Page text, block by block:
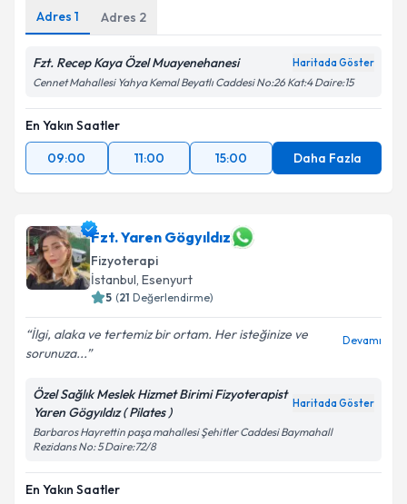
Takvim Talebini Gönder
Adres 1 Adres 2
Fzt. Recep Kaya Özel Muayenehanesi Haritada Göster
Cennet Mahallesi Yahya Kemal Beyatlı Caddesi No:26 Kat:4 Daire:15
En Yakın Saatler
09:00
11:00 15:00 Daha Fazla
Fzt. Yaren Gögyıldız
Fizyoterapi
İstanbul, Esenyurt
5 (21 Değerlendirme)
İlgi, alaka ve tertemiz bir ortam. Her isteğinize ve
sorunuza...
Devamı
Özel Sağlık Meslek Hizmet Birimi Fizyoterapist
Yaren Gögyıldız ( Pilates )
Haritada Göster
Barbaros Hayrettin paşa mahallesi Şehitler Caddesi Baymahall
Rezidans No: 5 Daire:72/8
En Yakın Saatler